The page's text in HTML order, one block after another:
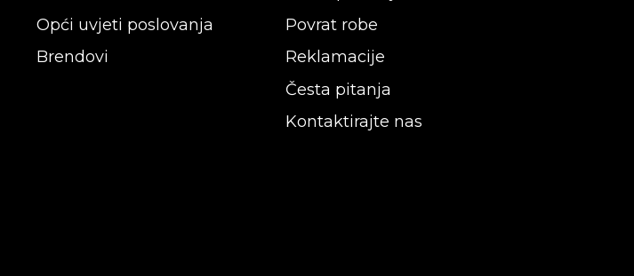
Opći uvjeti poslovanja
Brendovi
Povrat robe
Reklamacije
Česta pitanja
Kontaktirajte nas